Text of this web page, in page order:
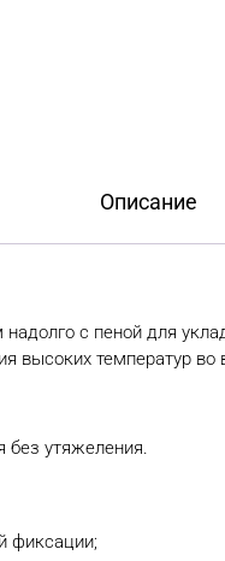
Описание
с пеной для
высоких температур во
утяжеления.
фиксации;